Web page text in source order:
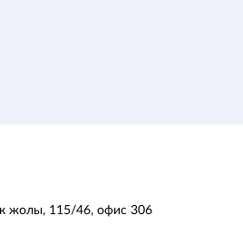
жолы, 115/46, офис 306